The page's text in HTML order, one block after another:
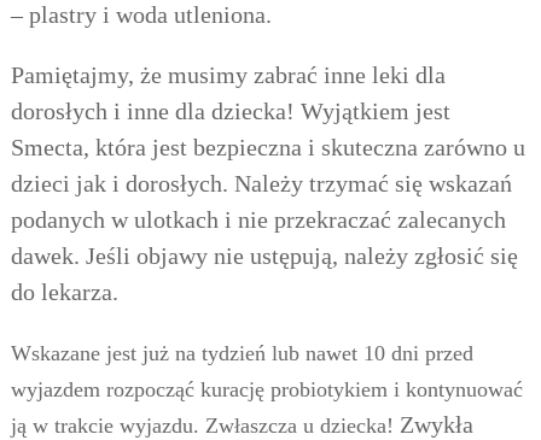
– plastry i woda utleniona.
Pamiętajmy, że musimy zabrać inne leki dla
dorosłych i inne dla dziecka! Wyjątkiem jest
Smecta, która jest bezpieczna i skuteczna zarówno u
dzieci jak i dorosłych. Należy trzymać się wskazań
podanych w ulotkach i nie przekraczać zalecanych
dawek. Jeśli objawy nie ustępują, należy zgłosić się
do lekarza.
Wskazane jest już na tydzień lub nawet 10 dni przed
wyjazdem rozpocząć kurację probiotykiem i kontynuować
ją w trakcie wyjazdu. Zwłaszcza u dziecka! Zwykła